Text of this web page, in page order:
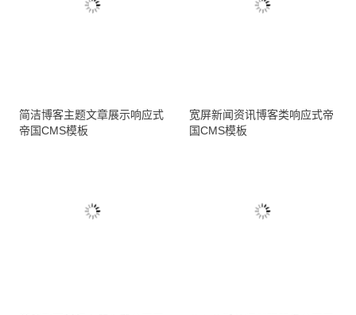
简洁博客主题文章展示响应式
帝国CMS模板
宽屏新闻资讯博客类响应式帝
国CMS模板